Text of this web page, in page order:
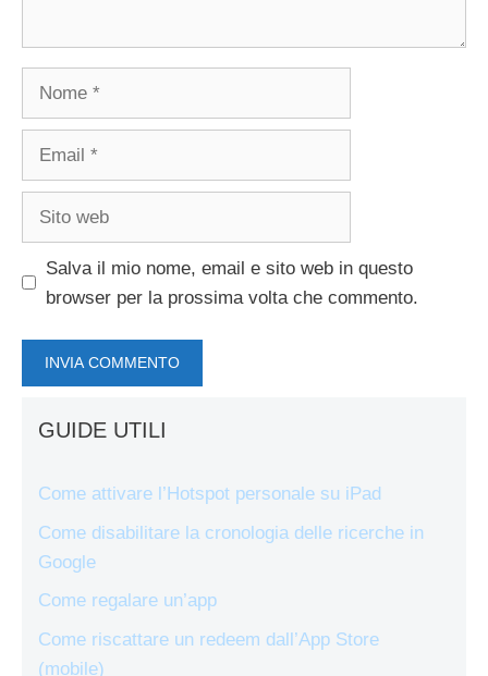
Salva il mio nome, email e sito web in questo
browser per la prossima volta che commento.
GUIDE UTILI
Come attivare l’Hotspot personale su iPad
Come disabilitare la cronologia delle ricerche in
Google
Come regalare un’app
Come riscattare un redeem dall’App Store
(mobile)